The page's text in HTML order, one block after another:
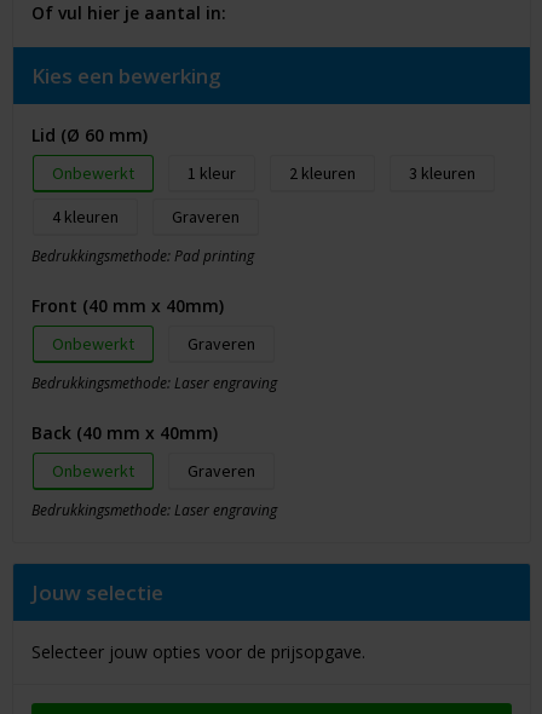
Of vul hier je aantal in:
Kies een bewerking
Lid (Ø 60 mm)
Onbewerkt 1 2
3
4
Graveren
Bedrukkingsmethode: Pad printing
Front (40 mm x 40mm)
Onbewerkt Graveren
Bedrukkingsmethode: Laser engraving
Back (40 mm x 40mm)
Onbewerkt Graveren
Bedrukkingsmethode: Laser engraving
Jouw selectie
Selecteer jouw opties voor de prijsopgave.